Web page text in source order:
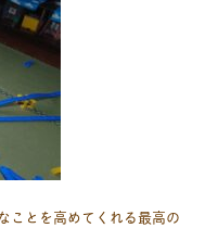
ことを高めてくれる最高の